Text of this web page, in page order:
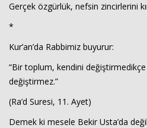
Gerçek özgürlük, nefsin zincirlerini
*
Kur’an’da Rabbimiz buyurur:
“Bir toplum, kendini
değiştirmez.”
(Ra’d Suresi, 11. Ayet)
Demek ki mesele Bekir Usta’da